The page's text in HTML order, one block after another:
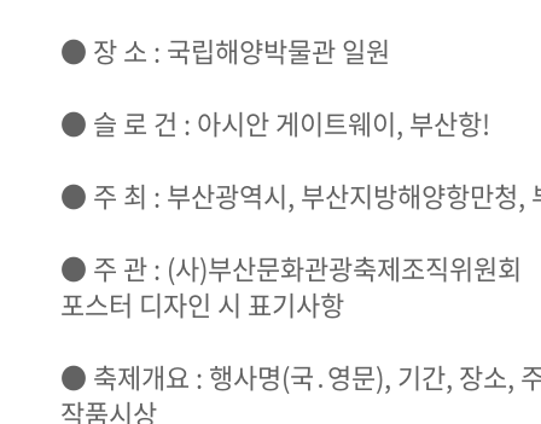
● 장 소 : 국립해양박물관 일원
● 슬 로 건 : 아시안 게이트웨이, 부산항!
● 주 최 : 부산광역시, 부산지방해양항만청,
● 주 관 : (사)부산문화관광축제조직위원회
포스터 디자인 시 표기사항
● 축제개요 : 행사명(국․영문), 기간, 장소,
작품시상